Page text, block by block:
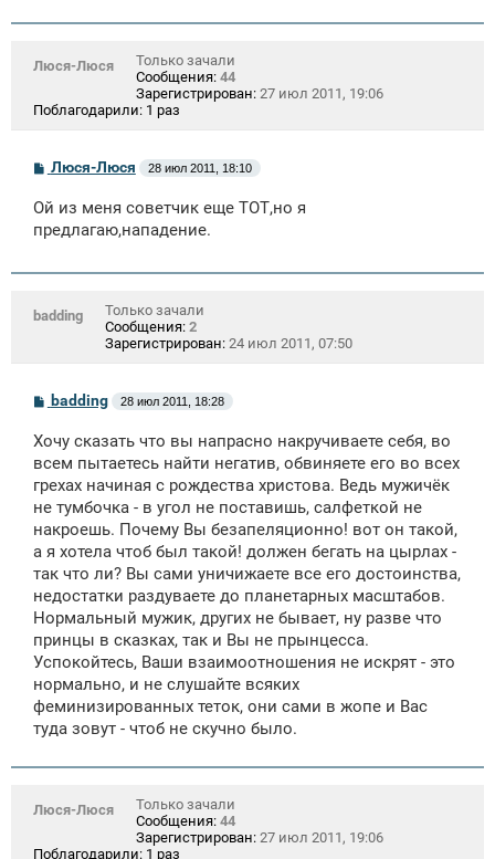
Люся-Люся
Только зачали
Сообщения: 44
Зарегистрирован: 27 июл 2011, 19:06
Поблагодарили: 1 раз
С
о
б
щ
е
и
Люся-Люся 28 июл 2011, 18:10
Ой из меня советчик еще ТОТ,но я
предлагаю,нападение.
badding
Только зачали
Сообщения: 2
Зарегистрирован: 24 июл 2011, 07:50
С
о
б
щ
н
и
badding 28 июл 2011, 18:28
Хочу сказать что вы напрасно накручиваете себя, во
всем пытаетесь найти негатив, обвиняете его во всех
грехах начиная с рождества христова. Ведь мужичёк
не тумбочка - в угол не поставишь, салфеткой не
накроешь. Почему Вы безапеляционно! вот он такой,
а я хотела чтоб был такой! должен бегать на цырлах -
так что ли? Вы сами уничижаете все его достоинства,
недостатки раздуваете до планетарных масштабов.
Нормальный мужик, других не бывает, ну разве что
принцы в сказках, так и Вы не прынцесса.
Успокойтесь, Ваши взаимоотношения не искрят - это
нормально, и не слушайте всяких
феминизированных теток, они сами в жопе и Вас
туда зовут - чтоб не скучно было.
Люся-Люся
Только зачали
Сообщения: 44
Зарегистрирован: 27 июл 2011, 19:06
Поблагодарили: 1 раз